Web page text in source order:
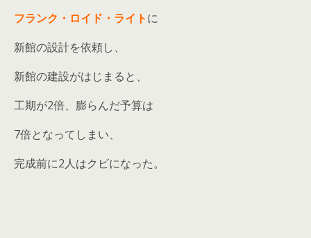
フランク・ロイド・ライトに
新館の設計を依頼し、
新館の建設がはじまると、
工期が2倍、膨らんだ予算は
7倍となってしまい、
完成前に2人はクビになった。